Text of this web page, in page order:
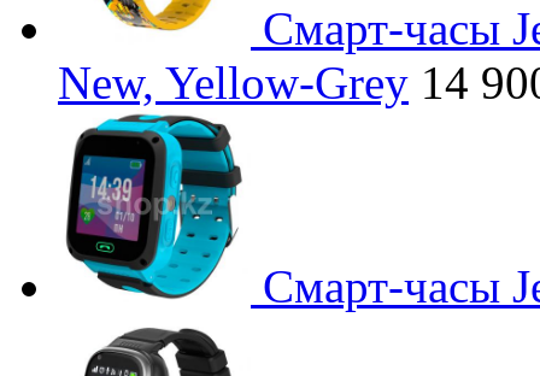
Смарт-часы
New, Yellow-Grey 14
Смарт-часы